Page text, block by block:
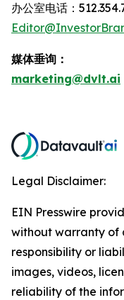
办公室电话：
媒体垂询：
marketing@dvlt.ai
Legal Disclaimer:
EIN Presswire
without warranty of
responsibility or
images, videos,
reliability of the